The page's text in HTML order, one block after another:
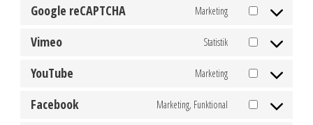
Google reCAPTCHA Marketing
Consent
service
google-
Vimeo Statistik
Consent
service
vimeo
YouTube Marketing
Consent
service
youtube
Facebook Marketing, Funktional
Consent